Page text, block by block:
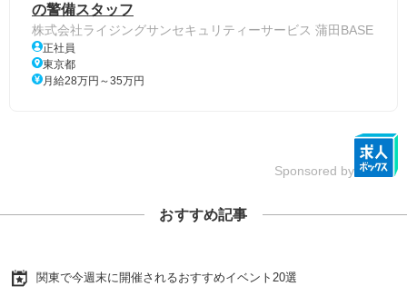
の警備スタッフ
株式会社ライジングサンセキュリティーサービス 蒲田BASE
正社員
東京都
月給28万円～35万円
Sponsored by
おすすめ記事
関東で今週末に開催されるおすすめイベント20選